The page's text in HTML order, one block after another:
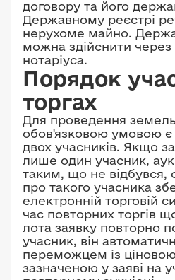
договору та його
Державному реєстрі
нерухоме майно.
можна здійснити
нотаріуса.
Порядок
торгах
Для проведення
обов'язковою умовою
двох учасників. Якщо
лише один учасник,
таким, що не відбувся,
про такого учасника
електронній торговій
час повторних торгів
лота заявку повторно
учасник, він
переможцем із
зазначеною у заяві на